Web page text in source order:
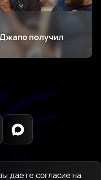
получил
даете согласие на